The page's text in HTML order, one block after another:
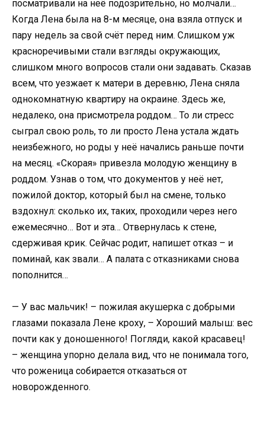
посматривали на неё подозрительно, но молчали…
Когда Лена была на 8-м месяце, она взяла отпуск и
пару недель за свой счёт перед ним. Слишком уж
красноречивыми стали взгляды окружающих,
слишком много вопросов стали они задавать. Сказав
всем, что уезжает к матери в деревню, Лена сняла
однокомнатную квартиру на окраине. Здесь же,
недалеко, она присмотрела роддом… То ли стресс
сыграл свою роль, то ли просто Лена устала ждать
неизбежного, но роды у неё начались раньше почти
на месяц. «Скорая» привезла молодую женщину в
роддом. Узнав о том, что документов у неё нет,
пожилой доктор, который был на смене, только
вздохнул: сколько их, таких, проходили через него
ежемесячно… Вот и эта… Отвернулась к стене,
сдерживая крик. Сейчас родит, напишет отказ – и
поминай, как звали… А палата с отказниками снова
пополнится…
— У вас мальчик! – пожилая акушерка с добрыми
глазами показала Лене кроху, – Хороший малыш: вес
почти как у доношенного! Погляди, какой красавец!
– женщина упорно делала вид, что не понимала того,
что роженица собирается отказаться от
новорожденного.